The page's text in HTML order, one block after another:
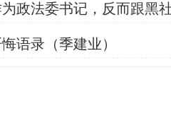
政法委书记，反而跟黑
语录（季建业）